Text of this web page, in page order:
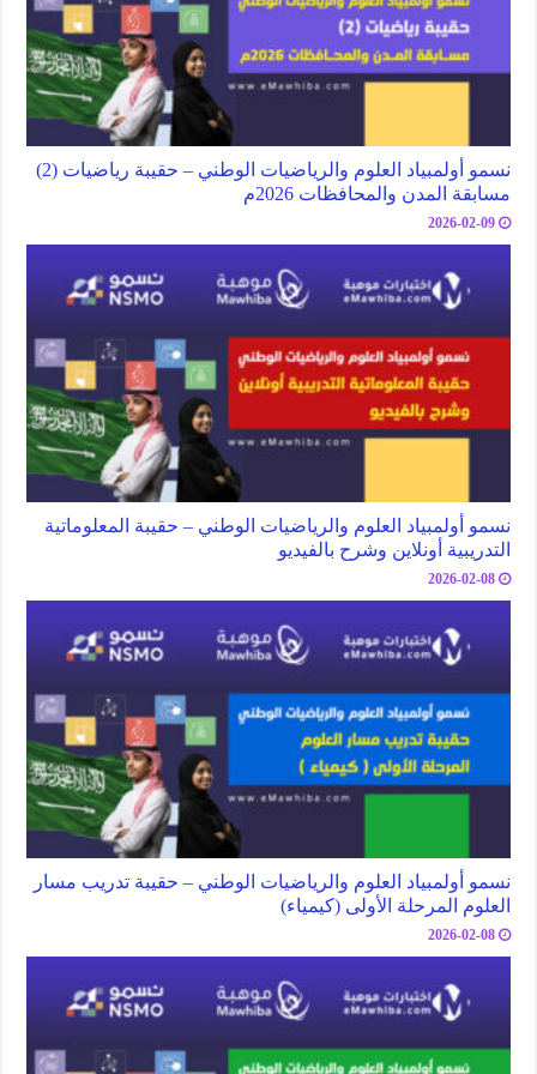
نسمو أولمبياد العلوم والرياضيات الوطني – حقيبة رياضيات (2)
مسابقة المدن والمحافظات 2026م
2026-02-09
نسمو أولمبياد العلوم والرياضيات الوطني – حقيبة المعلوماتية
التدريبية أونلاين وشرح بالفيديو
2026-02-08
نسمو أولمبياد العلوم والرياضيات الوطني – حقيبة تدريب مسار
العلوم المرحلة الأولى (كيمياء)
2026-02-08